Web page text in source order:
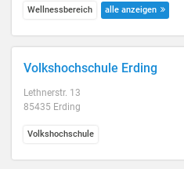
Wellnessbereich alle anzeigen
Volkshochschule Erding
Lethnerstr. 13
85435 Erding
Volkshochschule